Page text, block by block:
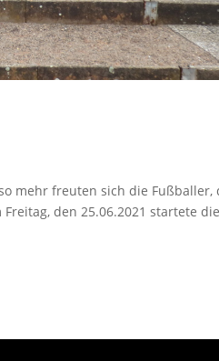
mehr freuten sich die Fußballer,
den 25.06.2021 startete